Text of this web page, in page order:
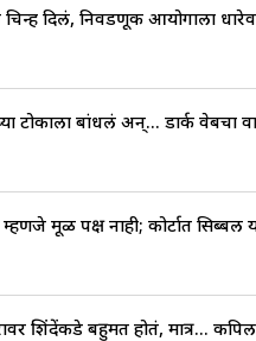
दिलं, निवडणूक आयोगाला
टोकाला बांधलं अन्... डार्क वेबचा
मूळ पक्ष नाही; कोर्टात सिब्बल
शिंदेंकडे बहुमत होतं, मात्र... कपिल